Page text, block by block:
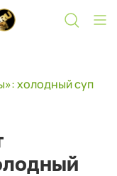
холодный суп